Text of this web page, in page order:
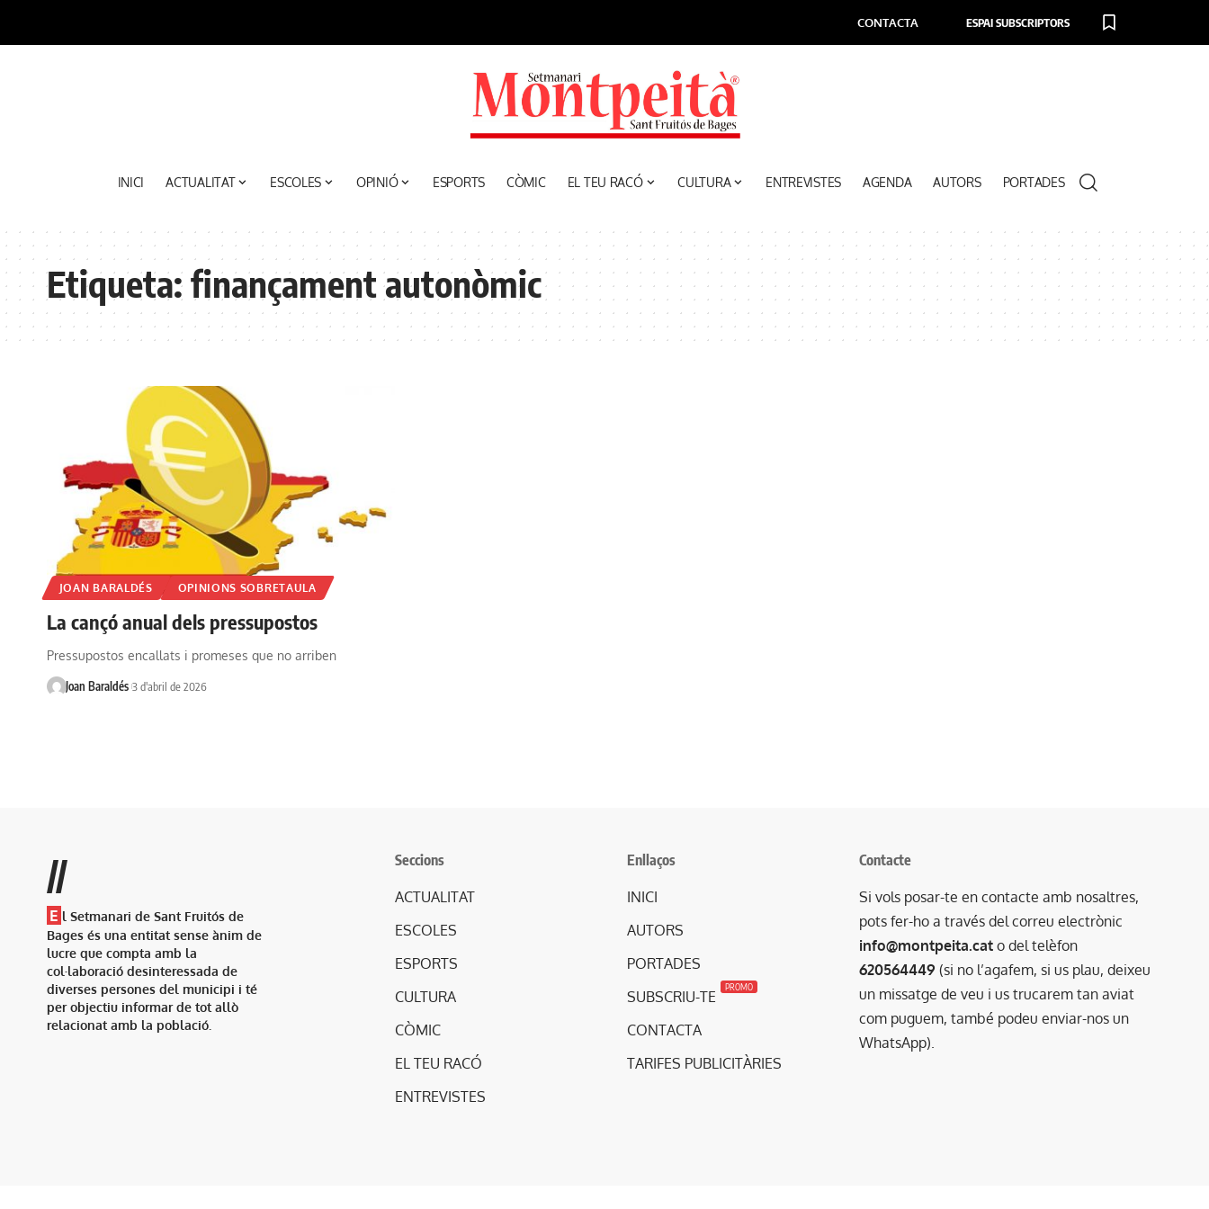
CONTACTA ESPAI SUBSCRIPTORS
INICI ACTUALITAT ESCOLES OPINIÓ ESPORTS CÒMIC EL TEU RACÓ CULTURA ENTREVISTES AGENDA AUTORS PORTADES
Etiqueta:finançament autonòmic
JOAN BARALDÉS OPINIONS SOBRETAULA
La cançó anual dels pressupostos
Pressupostos encallats i promeses que no arriben
Joan Baraldés 3 d'abril de 2026
//
E l Setmanari de Sant Fruitós de
Bages és una entitat sense ànim de
lucre que compta amb la
col·laboració desinteressada de
diverses persones del municipi i té
per objectiu informar de tot allò
relacionat amb la població.
Seccions
ACTUALITAT
ESCOLES
ESPORTS
CULTURA
CÒMIC
EL TEU RACÓ
ENTREVISTES
Enllaços
INICI
AUTORS
PORTADES
SUBSCRIU-TE
PROMO
CONTACTA
TARIFES PUBLICITÀRIES
Contacte
Si vols posar-te en contacte amb nosaltres,
pots fer-ho a través del correu electrònic
info@montpeita.cat o del telèfon
620564449 (si no l’agafem, si us plau, deixeu
un missatge de veu i us trucarem tan aviat
com puguem, també podeu enviar-nos un
WhatsApp).